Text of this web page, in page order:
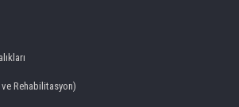
Rehabilitasyon)